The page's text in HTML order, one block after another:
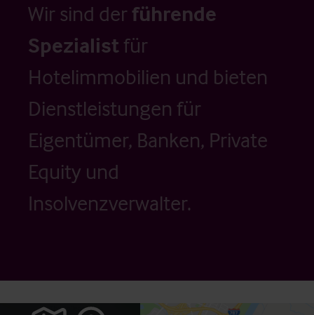
Wir sind der führende
Spezialistfür
Hotelimmobilien und bieten
Dienstleistungen für
Eigentümer, Banken, Private
Equity und
Insolvenzverwalter.